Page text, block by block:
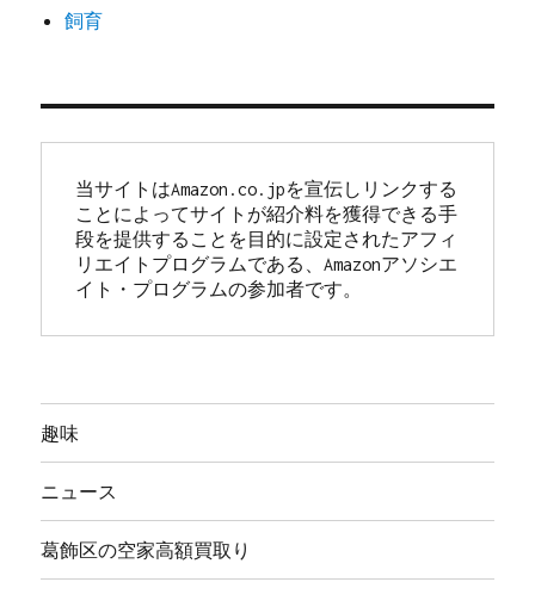
飼育
当サイトはAmazon.co.jpを宣伝しリンクする
ことによってサイトが紹介料を獲得できる手
段を提供することを目的に設定されたアフィ
リエイトプログラムである、Amazonアソシエ
イト・プログラムの参加者です。
趣味
ニュース
葛飾区の空家高額買取り